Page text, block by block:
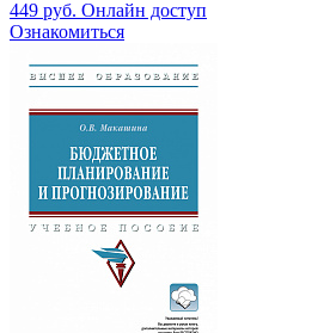
449 руб. Онлайн доступ
Ознакомиться